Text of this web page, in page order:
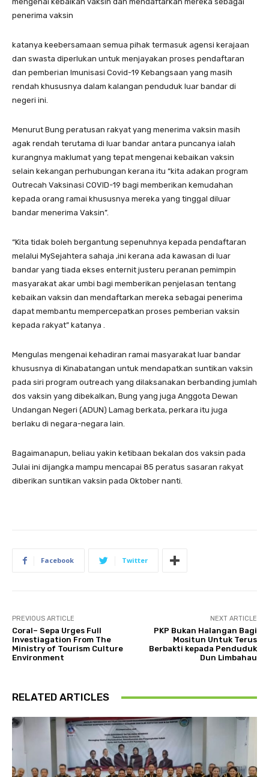
penerima vaksin
katanya keebersamaan semua pihak termasuk agensi kerajaan
dan swasta diperlukan untuk menjayakan proses pendaftaran
dan pemberian Imunisasi Covid-19 Kebangsaan yang masih
rendah khususnya dalam kalangan penduduk luar bandar di
negeri ini.
Menurut Bung peratusan rakyat yang menerima vaksin masih
agak rendah terutama di luar bandar antara puncanya ialah
kurangnya maklumat yang tepat mengenai kebaikan vaksin
selain kekangan perhubungan kerana itu “kita adakan program
Outrecah Vaksinasi COVID-19 bagi memberikan kemudahan
kepada orang ramai khususnya mereka yang tinggal diluar
bandar menerima Vaksin”.
“Kita tidak boleh bergantung sepenuhnya kepada pendaftaran
melalui MySejahtera sahaja ,ini kerana ada kawasan di luar
bandar yang tiada ekses enternit justeru peranan pemimpin
masyarakat akar umbi bagi memberikan penjelasan tentang
kebaikan vaksin dan mendaftarkan mereka sebagai penerima
dapat membantu mempercepatkan proses pemberian vaksin
kepada rakyat” katanya .
Mengulas mengenai kehadiran ramai masyarakat luar bandar
khususnya di Kinabatangan untuk mendapatkan suntikan vaksin
pada siri program outreach yang dilaksanakan berbanding jumlah
dos vaksin yang dibekalkan, Bung yang juga Anggota Dewan
Undangan Negeri (ADUN) Lamag berkata, perkara itu juga
berlaku di negara-negara lain.
Bagaimanapun, beliau yakin ketibaan bekalan dos vaksin pada
Julai ini dijangka mampu mencapai 85 peratus sasaran rakyat
diberikan suntikan vaksin pada Oktober nanti.
Facebook Twitter
PREVIOUS ARTICLE
Coral– Sepa Urges Full
Investiagation From The
Ministry of Tourism Culture
Environment
NEXT ARTICLE
PKP Bukan Halangan Bagi
Mositun Untuk Terus
Berbakti kepada Penduduk
Dun Limbahau
RELATED ARTICLES